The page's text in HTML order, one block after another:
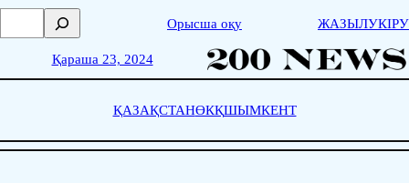
Skip
о
с
Орысша оқу ЖАЗЫЛУКІРУ
Қараша 23, 2024
ҚАЗАҚСТАНӨКҚШЫМКЕНТ